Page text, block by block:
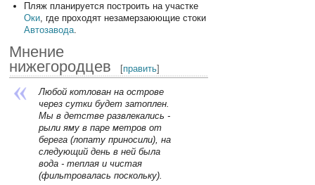
Пляж планируется построить на участке
Оки, где проходят незамерзаюющие стоки
Автозавода.
Мнение
нижегородцев
[править]
Любой котлован на острове
через сутки будет затоплен.
Мы в детстве развлекались -
рыли яму в паре метров от
берега (лопату приносили), на
следующий день в ней была
вода - теплая и чистая
(фильтровалась поскольку).